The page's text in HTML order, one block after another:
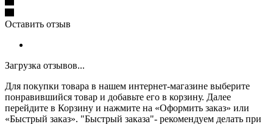
Оставить отзыв
Загрузка отзывов...
Для покупки товара в нашем интернет-магазине выберите
понравившийся товар и добавьте его в корзину. Далее
перейдите в Корзину и нажмите на «Оформить заказ» или
«Быстрый заказ». "Быстрый заказа"- рекомендуем делать при